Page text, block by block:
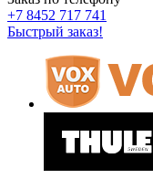
+7 8452 717 741
Быстрый заказ!